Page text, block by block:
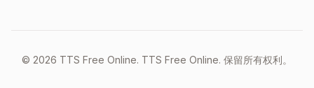
© 2026 TTS Free Online. TTS Free Online. 保留所有权利。